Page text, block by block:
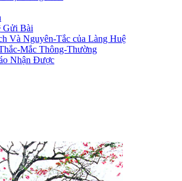
Gửi Bài
Và Nguyên-Tắc của Làng Huệ
Mắc Thông-Thường
Nhận Được